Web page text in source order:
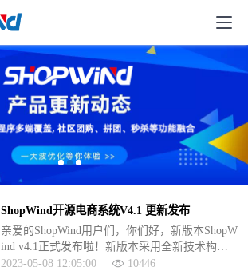
ShopWind开源电商系统V4.1 更新发布
亲爱的ShopWind用户们，你们好，新版本ShopW
ind v4.1正式发布啦！新版本采用全新技术构
架，实现前后端分离。使用vue3/vite、Element Pl
2023-05-08 12:05:00 10446